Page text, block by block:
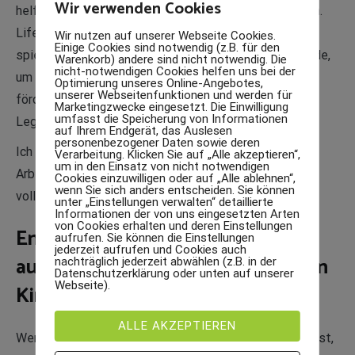
helfen, meine Schüler noch effektiver zu unterstützen.
Life Kinetik verbessert die geistige Fitness auf
spielerische Weise und bietet eine innovative Methode,
um Konzentration, Koordination und Flexibilität zu
fördern – Fähigkeiten, die besonders für Schüler mit
Legasthenie und Dyskalkulie von großem Nutzen sind.
Ich freue mich darauf, dieses neue Wissen in meiner
Arbeit einzusetzen und meinen Schülern zu helfen, ihr
volles Potenzial zu entfalten.
Entdecke die Kraft des
außerschulischen Lernens für dein
Kind
Wenn du ein Kind mit Legasthenie oder Dyskalkulie hast,
Wir verwenden Cookies
Wir nutzen auf unserer Webseite Cookies.
Einige Cookies sind notwendig (z.B. für den
Warenkorb) andere sind nicht notwendig. Die
nicht-notwendigen Cookies helfen uns bei der
Optimierung unseres Online-Angebotes,
unserer Webseitenfunktionen und werden für
Marketingzwecke eingesetzt. Die Einwilligung
umfasst die Speicherung von Informationen
auf Ihrem Endgerät, das Auslesen
personenbezogener Daten sowie deren
Verarbeitung. Klicken Sie auf „Alle akzeptieren“,
um in den Einsatz von nicht notwendigen
Cookies einzuwilligen oder auf „Alle ablehnen“,
wenn Sie sich anders entscheiden. Sie können
unter „Einstellungen verwalten“ detaillierte
Informationen der von uns eingesetzten Arten
von Cookies erhalten und deren Einstellungen
aufrufen. Sie können die Einstellungen
jederzeit aufrufen und Cookies auch
nachträglich jederzeit abwählen (z.B. in der
Datenschutzerklärung oder unten auf unserer
Webseite).
ALLE AKZEPTIEREN